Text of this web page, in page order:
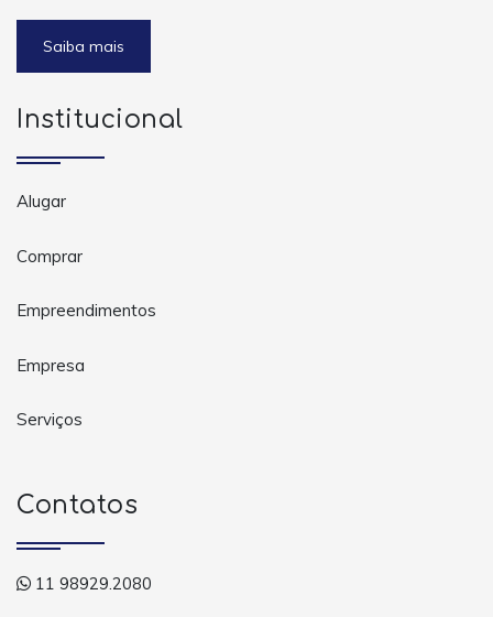
Saiba mais
Institucional
Alugar
Comprar
Empreendimentos
Empresa
Serviços
Contatos
11 98929.2080